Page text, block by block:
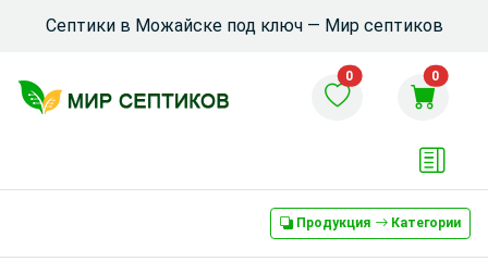
Септики в Можайске под ключ — Мир септиков
0 0
Продукция Категории